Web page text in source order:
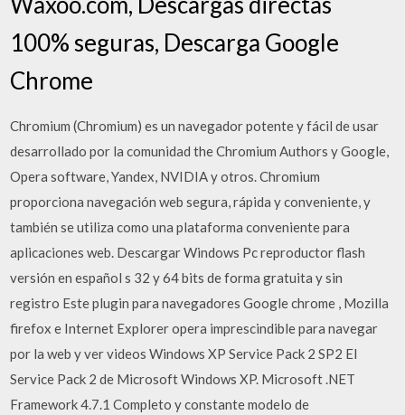
100% seguras, Descarga Google
Chrome
Chromium (Chromium) es un navegador potente y fácil de usar
desarrollado por la comunidad the Chromium Authors y Google,
Opera software, Yandex, NVIDIA y otros. Chromium
proporciona navegación web segura, rápida y conveniente, y
también se utiliza como una plataforma conveniente para
aplicaciones web. Descargar Windows Pc reproductor flash
versión en español s 32 y 64 bits de forma gratuita y sin
registro Este plugin para navegadores Google chrome , Mozilla
firefox e Internet Explorer opera imprescindible para navegar
por la web y ver videos Windows XP Service Pack 2 SP2 El
Service Pack 2 de Microsoft Windows XP. Microsoft .NET
Framework 4.7.1 Completo y constante modelo de